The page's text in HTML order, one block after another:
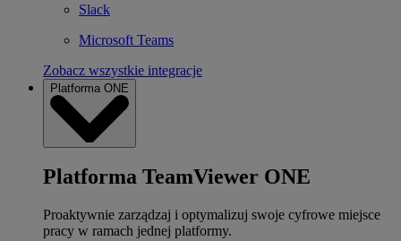
Slack
Microsoft Teams
Zobacz wszystkie integracje
Platforma ONE
Platforma TeamViewer ONE
Proaktywnie zarządzaj i optymalizuj swoje cyfrowe miejsce
pracy w ramach jednej platformy.